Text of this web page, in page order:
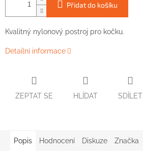
Přidat do košíku
Kvalitný nylonový postroj pro kočku.
Detailní informace
ZEPTAT SE HLÍDAT SDÍLET
Popis Hodnocení Diskuze Značka